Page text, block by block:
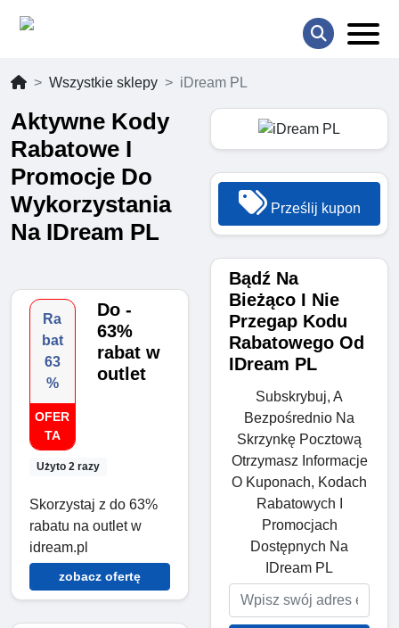
Wszystkie sklepy iDream PL
Aktywne Kody
Rabatowe I
Promocje Do
Wykorzystania
Na IDream PL
Ra
bat
63
%
OFER
TA
Użyto 2 razy
Do -
63%
rabat w
outlet
Skorzystaj z do 63%
rabatu na outlet w
idream.pl
zobacz ofertę
Prześlij kupon
Bądź Na
Bieżąco I Nie
Przegap Kodu
Rabatowego Od
IDream PL
Subskrybuj, A
Bezpośrednio Na
Skrzynkę Pocztową
Otrzymasz Informacje
O Kuponach, Kodach
Rabatowych I
Promocjach
Dostępnych Na
IDream PL